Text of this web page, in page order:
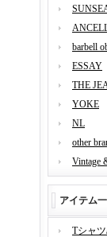
barbell
ESSAY
THE
YOKE
NL
other
Vintage
アイテム
Tシャ